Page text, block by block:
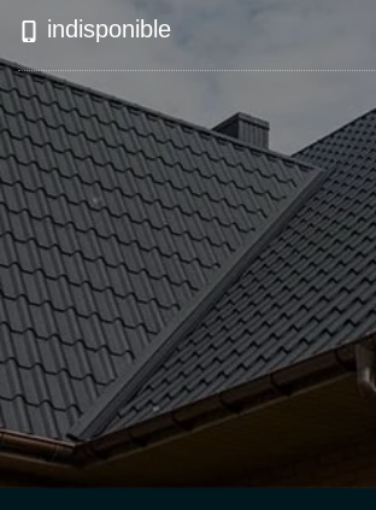
indisponible